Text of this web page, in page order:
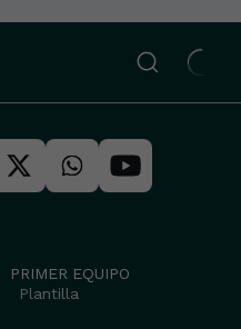
PRIMER EQUIPO
Plantilla